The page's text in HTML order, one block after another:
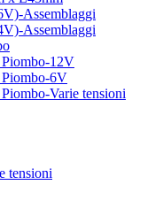
Assemblaggi
Assemblaggi
12V
6V
Varie tensioni
tensioni